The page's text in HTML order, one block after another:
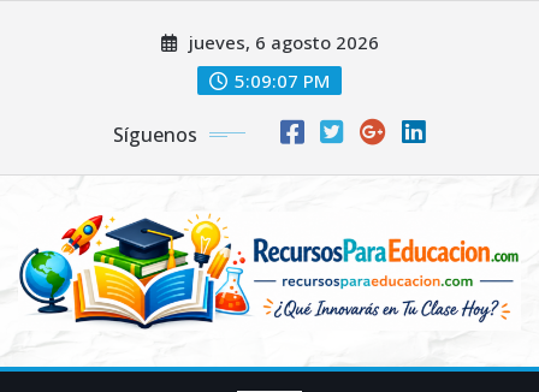
jueves, 6 agosto 2026
5:09:07 PM
Síguenos